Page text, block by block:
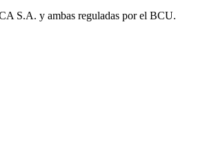
S.A. y ambas reguladas por el BCU.